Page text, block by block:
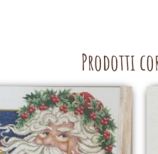
Prodotti